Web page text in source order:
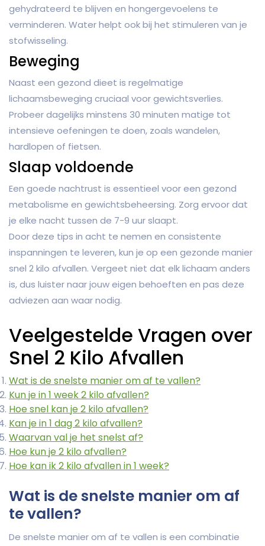
gehydrateerd te blijven en hongergevoelens te
verminderen. Water helpt ook bij het stimuleren van je
stofwisseling.
Beweging
Naast een gezond dieet is regelmatige
lichaamsbeweging cruciaal voor gewichtsverlies.
Probeer dagelijks minstens 30 minuten matige tot
intensieve oefeningen te doen, zoals wandelen,
hardlopen of fietsen.
Slaap voldoende
Een goede nachtrust is essentieel voor een gezond
metabolisme en gewichtsbeheersing. Zorg ervoor dat
je elke nacht tussen de 7-9 uur slaapt.
Door deze tips in acht te nemen en consistente
inspanningen te leveren, kun je op een gezonde manier
snel 2 kilo afvallen. Vergeet niet dat elk lichaam anders
is, dus luister naar jouw eigen behoeften en pas deze
adviezen aan waar nodig.
Veelgestelde Vragen over
Snel 2 Kilo Afvallen
Wat is de snelste manier om af te vallen?
Kun je in 1 week 2 kilo afvallen?
Hoe snel kan je 2 kilo afvallen?
Kan je in 1 dag 2 kilo afvallen?
Waarvan val je het snelst af?
Hoe kun je 2 kilo afvallen?
Hoe kan ik 2 kilo afvallen in 1 week?
Wat is de snelste manier om af
te vallen?
De snelste manier om af te vallen is een combinatie